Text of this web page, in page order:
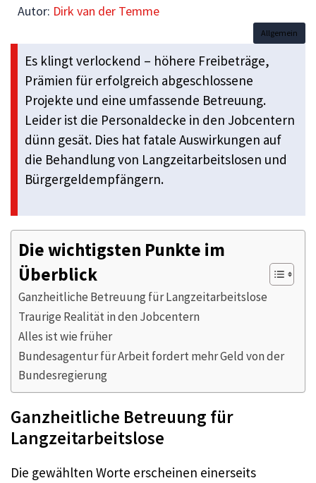
Autor: Dirk van der Temme
Allgemein
Es klingt verlockend – höhere Freibeträge,
Prämien für erfolgreich abgeschlossene
Projekte und eine umfassende Betreuung.
Leider ist die Personaldecke in den Jobcentern
dünn gesät. Dies hat fatale Auswirkungen auf
die Behandlung von Langzeitarbeitslosen und
Bürgergeldempfängern.
Die wichtigsten Punkte im
Überblick
Ganzheitliche Betreuung für Langzeitarbeitslose
Traurige Realität in den Jobcentern
Alles ist wie früher
Bundesagentur für Arbeit fordert mehr Geld von der
Bundesregierung
Ganzheitliche Betreuung für
Langzeitarbeitslose
Die gewählten Worte erscheinen einerseits